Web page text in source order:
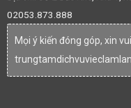
02053.873.888
Mọi ý kiến đóng góp, xin